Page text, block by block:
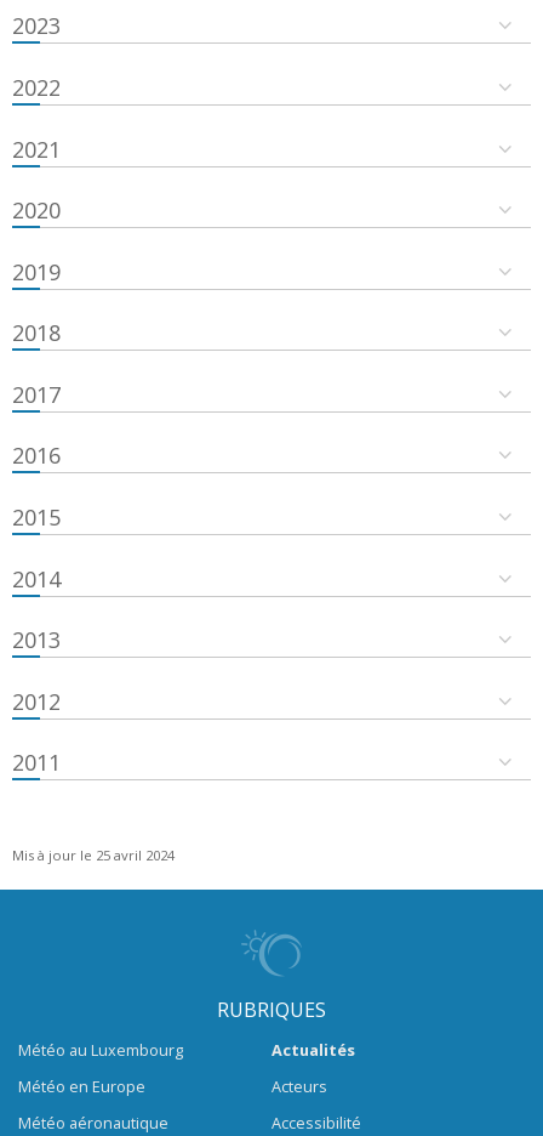
2023
2022
2021
2020
2019
2018
2017
2016
2015
2014
2013
2012
2011
Mis à jour le 25 avril 2024
RUBRIQUES
Météo au Luxembourg
Météo en Europe
Météo aéronautique
Actualités
Acteurs
Accessibilité